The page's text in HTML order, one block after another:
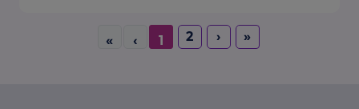
« ‹ 1 2 › »